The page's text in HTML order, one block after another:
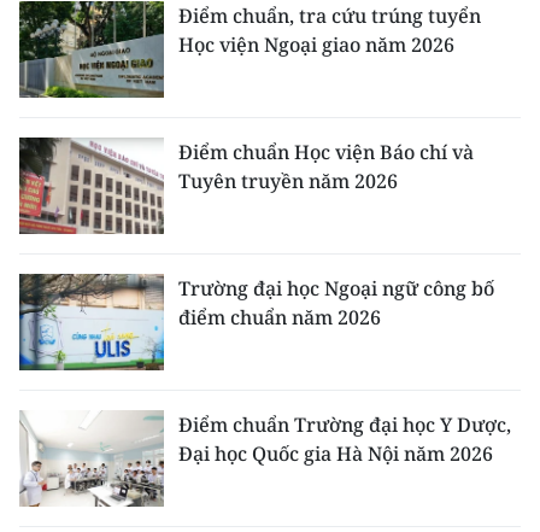
Điểm chuẩn, tra cứu trúng tuyển
Học viện Ngoại giao năm 2026
Điểm chuẩn Học viện Báo chí và
Tuyên truyền năm 2026
Trường đại học Ngoại ngữ công bố
điểm chuẩn năm 2026
Điểm chuẩn Trường đại học Y Dược,
Đại học Quốc gia Hà Nội năm 2026